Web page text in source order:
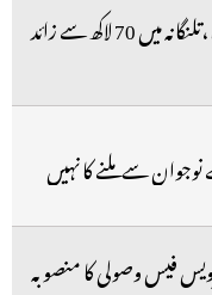
ووٹر لسٹ کا سب سے بڑا خطرہ ،تلنگانہ میں 70 لاکھ سے زائد
سے ملنے کا نہیں
فیس وصولی کا منصوبہ